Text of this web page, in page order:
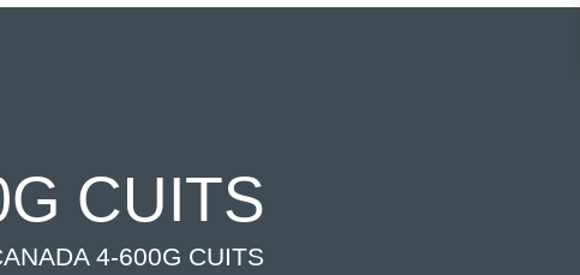
CUITS
4-600G CUITS